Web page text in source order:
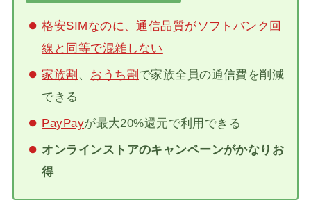
格安SIMなのに、通信品質がソフトバンク回
線と同等で混雑しない
家族割 、 おうち割 で家族全員の通信費を削減
できる
PayPayが最大20%還元で利用できる
オンラインストアのキャンペーンがかなりお
得